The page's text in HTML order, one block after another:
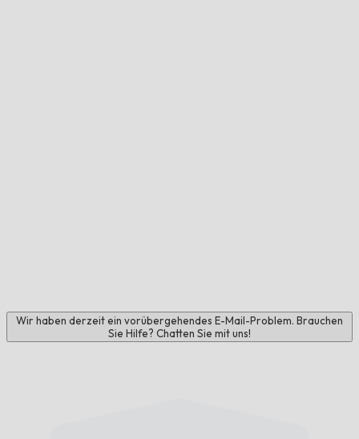
Wir haben derzeit ein vorübergehendes E-Mail-Problem. Brauchen
Sie Hilfe? Chatten Sie mit uns!